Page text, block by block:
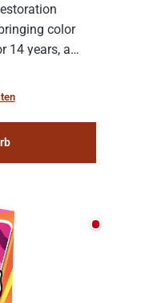
color
14 years, a
undertook
Nicht